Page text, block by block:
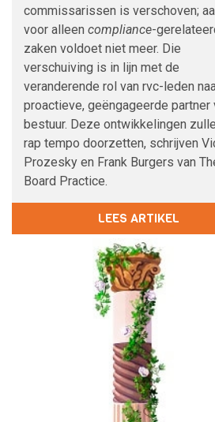
commissarissen is verschoven;
voor alleen compliance-
zaken voldoet niet meer. Die
verschuiving is in lijn met de
veranderende rol van rvc-leden
proactieve, geëngageerde partner
bestuur. Deze ontwikkelingen
rap tempo doorzetten, schrijven
Prozesky en Frank Burgers van
Board Practice.
LEES ARTIKEL